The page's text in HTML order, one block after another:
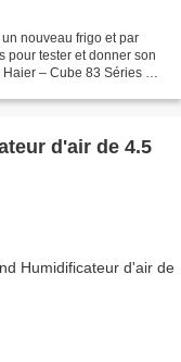
nouveau frigo et par
pour tester et donner son
– Cube 83 Séries 5.
d'air de 4.5